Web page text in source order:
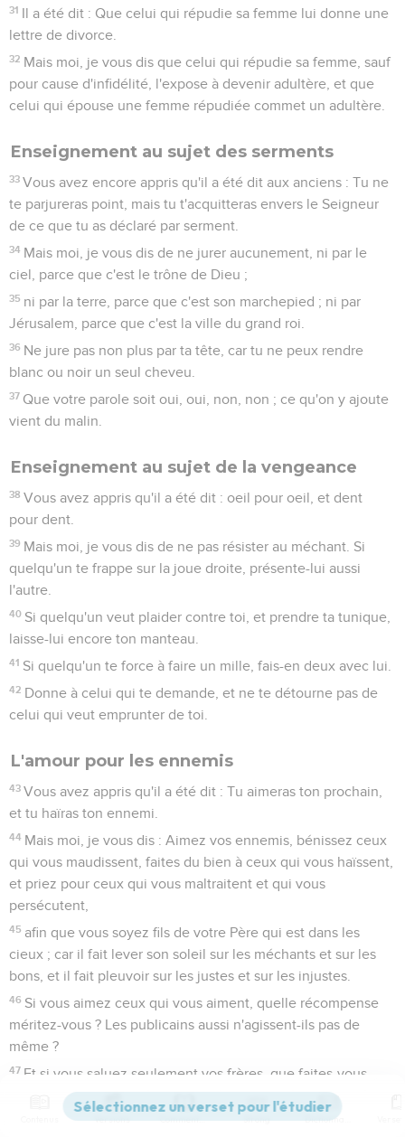
31 Il a été dit : Que celui qui répudie sa femme lui donne une
lettre de divorce.
32 Mais moi, je vous dis que celui qui répudie sa femme, sauf
pour cause d'infidélité, l'expose à devenir adultère, et que
celui qui épouse une femme répudiée commet un adultère.
Enseignement au sujet des serments
33 Vous avez encore appris qu'il a été dit aux anciens : Tu ne
te parjureras point, mais tu t'acquitteras envers le Seigneur
de ce que tu as déclaré par serment.
34 Mais moi, je vous dis de ne jurer aucunement, ni par le
ciel, parce que c'est le trône de Dieu ;
35 ni par la terre, parce que c'est son marchepied ; ni par
Jérusalem, parce que c'est la ville du grand roi.
36 Ne jure pas non plus par ta tête, car tu ne peux rendre
blanc ou noir un seul cheveu.
37 Que votre parole soit oui, oui, non, non ; ce qu'on y ajoute
vient du malin.
Enseignement au sujet de la vengeance
38 Vous avez appris qu'il a été dit : oeil pour oeil, et dent
pour dent.
39 Mais moi, je vous dis de ne pas résister au méchant. Si
quelqu'un te frappe sur la joue droite, présente-lui aussi
l'autre.
40 Si quelqu'un veut plaider contre toi, et prendre ta tunique,
laisse-lui encore ton manteau.
41 Si quelqu'un te force à faire un mille, fais-en deux avec lui.
42 Donne à celui qui te demande, et ne te détourne pas de
celui qui veut emprunter de toi.
L'amour pour les ennemis
43 Vous avez appris qu'il a été dit : Tu aimeras ton prochain,
et tu haïras ton ennemi.
44 Mais moi, je vous dis : Aimez vos ennemis, bénissez ceux
qui vous maudissent, faites du bien à ceux qui vous haïssent,
et priez pour ceux qui vous maltraitent et qui vous
persécutent,
45 afin que vous soyez fils de votre Père qui est dans les
cieux ; car il fait lever son soleil sur les méchants et sur les
bons, et il fait pleuvoir sur les justes et sur les injustes.
46 Si vous aimez ceux qui vous aiment, quelle récompense
méritez-vous ? Les publicains aussi n'agissent-ils pas de
même ?
47 Et si vous saluez seulement vos frères, que faites-vous
d'extraordinaire ? Les païens aussi n'agissent-ils pas de
Versions Commentaires Strong